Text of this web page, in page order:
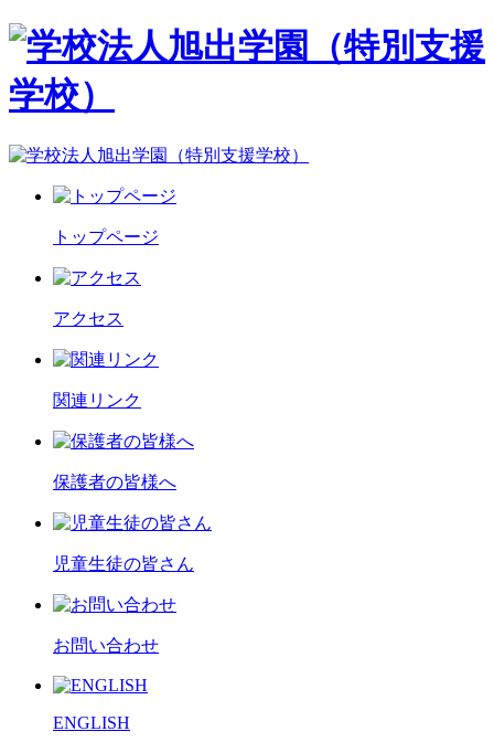
トップページ
アクセス
関連リンク
保護者の皆様へ
児童生徒の皆さん
お問い合わせ
ENGLISH